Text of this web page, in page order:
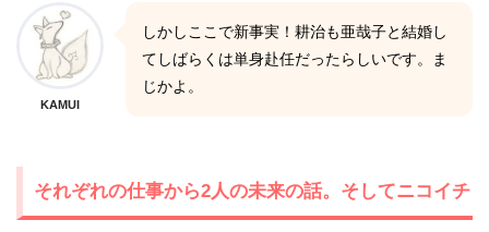
KAMUI
しかしここで新事実！耕治も亜哉子と結婚し
てしばらくは単身赴任だったらしいです。ま
じかよ。
それぞれの仕事から2人の未来の話。そしてニコイチ